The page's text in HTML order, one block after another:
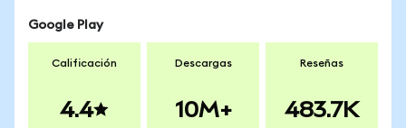
Google Play
Calificación
4.4
Descargas
10M+
Reseñas
483.7K